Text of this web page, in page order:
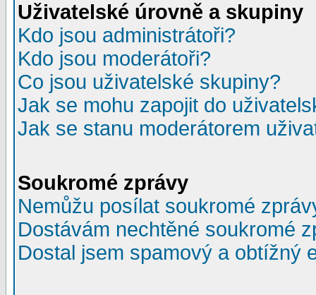
Uživatelské úrovně a skupiny
Kdo jsou administrátoři?
Kdo jsou moderátoři?
Co jsou uživatelské skupiny?
Jak se mohu zapojit do
Jak se stanu moderátorem
Soukromé zprávy
Nemůžu posílat soukromé
Dostávám nechtěné soukromé
Dostal jsem spamový a obtížný